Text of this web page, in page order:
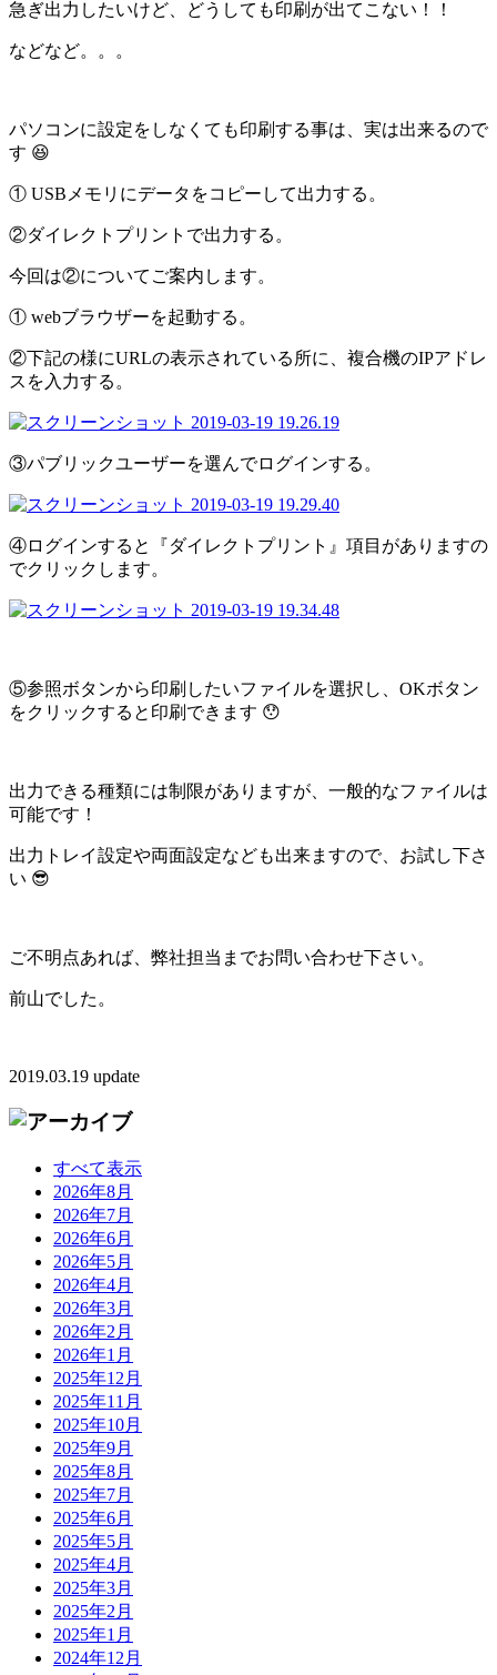
急ぎ出力したいけど、どうしても印刷が出てこない！！
などなど。。。
パソコンに設定をしなくても印刷する事は、実は出来るので
す 😆
① USBメモリにデータをコピーして出力する。
②ダイレクトプリントで出力する。
今回は②についてご案内します。
① webブラウザーを起動する。
②下記の様にURLの表示されている所に、複合機のIPアドレ
スを入力する。
③パブリックユーザーを選んでログインする。
④ログインすると『ダイレクトプリント』項目がありますの
でクリックします。
⑤参照ボタンから印刷したいファイルを選択し、OKボタン
をクリックすると印刷できます 😯
出力できる種類には制限がありますが、一般的なファイルは
可能です！
出力トレイ設定や両面設定なども出来ますので、お試し下さ
い 😎
ご不明点あれば、弊社担当までお問い合わせ下さい。
前山でした。
2019.03.19 update
すべて表示
2026年8月
2026年7月
2026年6月
2026年5月
2026年4月
2026年3月
2026年2月
2026年1月
2025年12月
2025年11月
2025年10月
2025年9月
2025年8月
2025年7月
2025年6月
2025年5月
2025年4月
2025年3月
2025年2月
2025年1月
2024年12月